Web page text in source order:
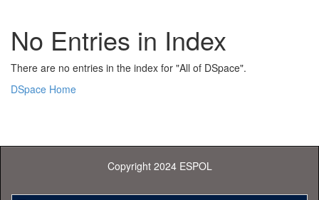
No Entries in Index
There are no entries in the index for "All of DSpace".
DSpace Home
Copyright 2024 ESPOL